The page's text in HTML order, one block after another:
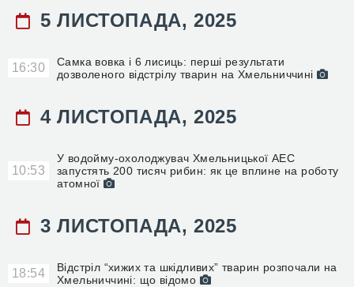
5 ЛИСТОПАДА, 2025
16:30
Самка вовка і 6 лисиць: перші результати
дозволеного відстрілу тварин на Хмельниччині
4 ЛИСТОПАДА, 2025
10:53
У водойму-охолоджувач Хмельницької АЕС
запустять 200 тисяч рибин: як це вплине на роботу
атомної
3 ЛИСТОПАДА, 2025
18:54
Відстріл “хижих та шкідливих” тварин розпочали на
Хмельниччині: що відомо